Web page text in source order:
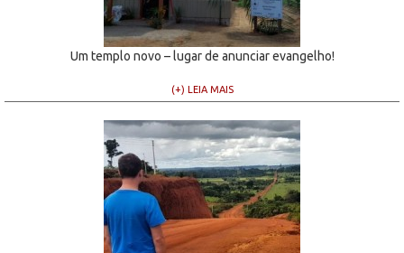
Um templo novo – lugar de anunciar evangelho!
(+) LEIA MAIS